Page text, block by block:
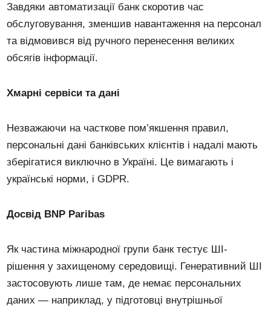
Завдяки автоматизації банк скоротив час
обслуговування, зменшив навантаження на персонал
та відмовився від ручного перенесення великих
обсягів інформації.
Хмарні сервіси та дані
Незважаючи на часткове пом’якшення правил,
персональні дані банківських клієнтів і надалі мають
зберігатися виключно в Україні. Це вимагають і
українські норми, і GDPR.
Досвід BNP Paribas
Як частина міжнародної групи банк тестує ШІ-
рішення у захищеному середовищі. Генеративний ШІ
застосовують лише там, де немає персональних
даних — наприклад, у підготовці внутрішньої